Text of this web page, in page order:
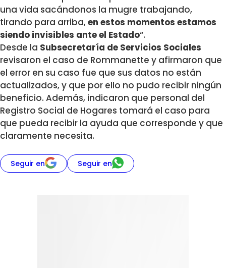
una vida sacándonos la mugre trabajando,
tirando para arriba,en estos momentos estamos
siendo invisibles ante el Estado“.
Desde la Subsecretaría de Servicios Sociales
revisaron el caso de Rommanette y afirmaron que
el error en su caso fue que sus datos no están
actualizados, y que por ello no pudo recibir ningún
beneficio. Además, indicaron que personal del
Registro Social de Hogares tomará el caso para
que pueda recibir la ayuda que corresponde y que
claramente necesita.
Seguir en Seguir en